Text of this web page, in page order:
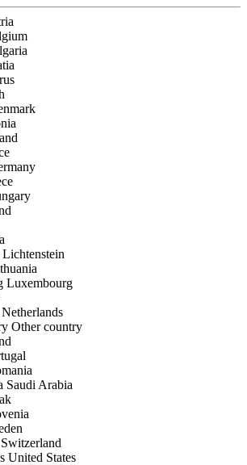
Lichtenstein
Luxembourg
Netherlands
Other country
Saudi Arabia
Switzerland
United States